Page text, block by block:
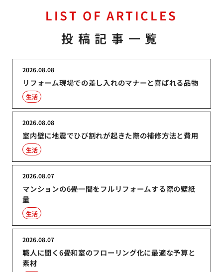
LIST OF ARTICLES
投稿記事一覧
リフォーム現場での差し入れのマナーと喜ばれる品物
2026.08.08
生活
室内壁に地震でひび割れが起きた際の補修方法と費用
2026.08.08
生活
マンションの6畳一間をフルリフォームする際の壁紙
量
2026.08.07
生活
職人に聞く6畳和室のフローリング化に最適な予算と
素材
2026.08.07